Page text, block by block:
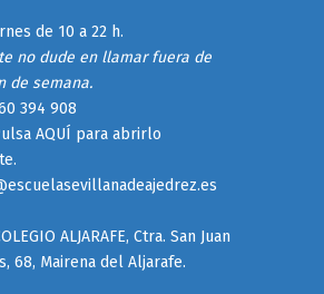
de 10 a 22 h.
no dude en llamar fuera de
de semana.
394 908
AQUÍ para abrirlo
ALJARAFE, Ctra. San Juan
68, Mairena del Aljarafe.